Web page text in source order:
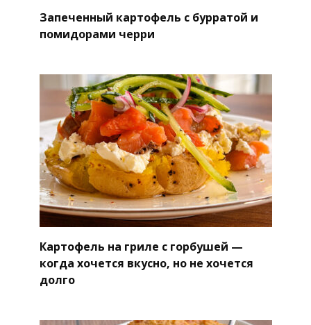
Запеченный картофель с бурратой и
помидорами черри
Картофель на гриле с горбушей —
когда хочется вкусно, но не хочется
долго